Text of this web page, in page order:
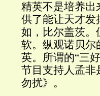
精英不是培养出
供了能让天才发
如，比尔盖茨。
软。纵观诺贝尔
英。所谓的“三
节目支持人孟非
勿扰》。